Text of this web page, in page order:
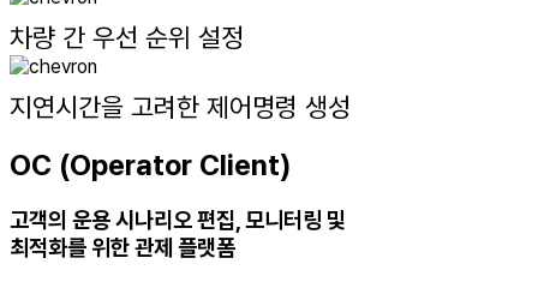
차량 간 우선 순위 설정
지연시간을 고려한 제어명령 생성
OC (Operator Client)
고객의 운용 시나리오 편집, 모니터링 및
최적화를 위한 관제 플랫폼